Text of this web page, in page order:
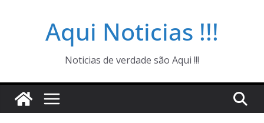
Aqui Noticias !!!
Noticias de verdade são Aqui !!!